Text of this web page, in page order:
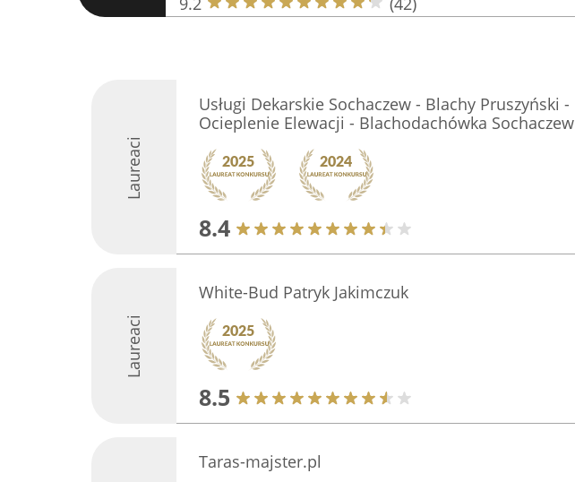
Laureaci
Usługi Dekarskie Sochaczew - Blachy Pruszyński -
Ocieplenie Elewacji - Blachodachówka Sochaczew
8.4
Laureaci
White-Bud Patryk Jakimczuk
8.5
Taras-majster.pl